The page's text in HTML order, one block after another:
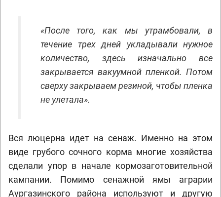
«После того, как мы утрамбовали, в
течение трех дней укладывали нужное
количество, здесь изначально все
закрывается вакуумной пленкой. Потом
сверху закрываем резиной, чтобы пленка
не улетала».
Вся люцерна идет на сенаж. Именно на этом
виде грубого сочного корма многие хозяйства
сделали упор в начале кормозаготовительной
кампании. Помимо сенажной ямы аграрии
Аургазинского района используют и другую